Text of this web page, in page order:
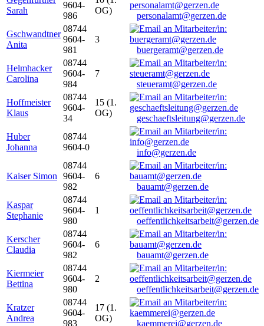
Sarah
9604-
986
OG)
personalamt@gerzen.de
Gschwandtner
Anita
08744
9604-
981
3
buergeramt@gerzen.de
Helmhacker
Carolina
08744
9604-
984
7
steueramt@gerzen.de
Hoffmeister
Klaus
08744
9604-
34
15 (1.
OG)
geschaeftsleitung@gerzen.de
Huber
Johanna
08744
9604-0
info@gerzen.de
Kaiser Simon
08744
9604-
982
6
bauamt@gerzen.de
Kaspar
Stephanie
08744
9604-
980
1
oeffentlichkeitsarbeit@gerzen.de
Kerscher
Claudia
08744
9604-
982
6
bauamt@gerzen.de
Kiermeier
Bettina
08744
9604-
980
2
oeffentlichkeitsarbeit@gerzen.de
Kratzer
Andrea
08744
9604-
983
17 (1.
OG)
kaemmerei@gerzen.de